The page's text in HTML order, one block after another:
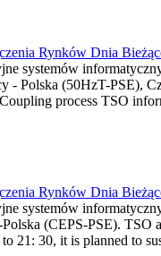
Rynków Dnia
systemów
- Polska (50HzT-PSE),
process TSO
Rynków Dnia
systemów
(CEPS-PSE).
21: 30, it is planned to